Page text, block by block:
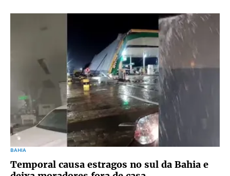
BAHIA
Temporal causa estragos no sul da Bahia e